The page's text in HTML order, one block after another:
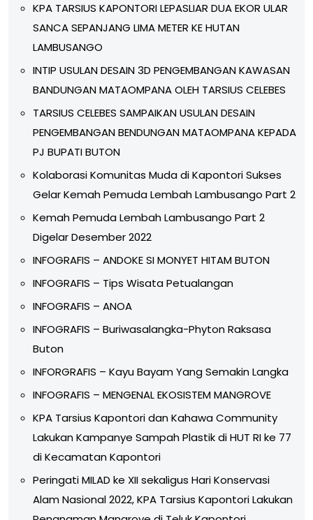
KPA TARSIUS KAPONTORI LEPASLIAR DUA EKOR ULAR
SANCA SEPANJANG LIMA METER KE HUTAN
LAMBUSANGO
INTIP USULAN DESAIN 3D PENGEMBANGAN KAWASAN
BANDUNGAN MATAOMPANA OLEH TARSIUS CELEBES
TARSIUS CELEBES SAMPAIKAN USULAN DESAIN
PENGEMBANGAN BENDUNGAN MATAOMPANA KEPADA
PJ BUPATI BUTON
Kolaborasi Komunitas Muda di Kapontori Sukses
Gelar Kemah Pemuda Lembah Lambusango Part 2
Kemah Pemuda Lembah Lambusango Part 2
Digelar Desember 2022
INFOGRAFIS – ANDOKE SI MONYET HITAM BUTON
INFOGRAFIS – Tips Wisata Petualangan
INFOGRAFIS – ANOA
INFOGRAFIS – Buriwasalangka-Phyton Raksasa
Buton
INFORGRAFIS – Kayu Bayam Yang Semakin Langka
INFOGRAFIS – MENGENAL EKOSISTEM MANGROVE
KPA Tarsius Kapontori dan Kahawa Community
Lakukan Kampanye Sampah Plastik di HUT RI ke 77
di Kecamatan Kapontori
Peringati MILAD ke XII sekaligus Hari Konservasi
Alam Nasional 2022, KPA Tarsius Kapontori Lakukan